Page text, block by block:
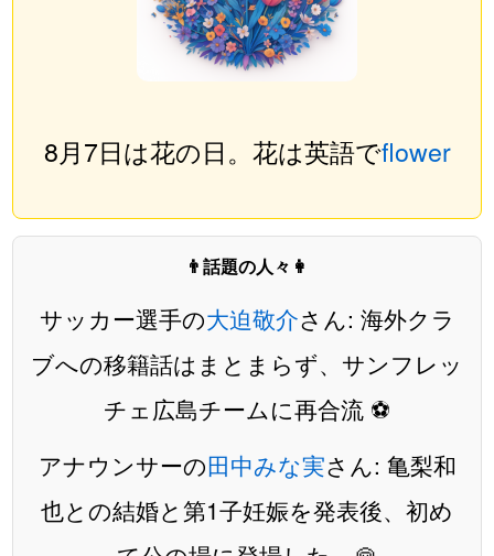
8月7日は花の日。花は英語でflower
👨話題の人々👩
サッカー選手の大迫敬介さん: 海外クラ
ブへの移籍話はまとまらず、サンフレッ
チェ広島チームに再合流 ⚽️
アナウンサーの田中みな実さん: 亀梨和
也との結婚と第1子妊娠を発表後、初め